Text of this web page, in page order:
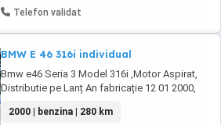
Telefon validat
BMW E 46 316i individual
Bmw e46 Seria 3 Model 316i ,Motor Aspirat,
Distributie pe Lanț An fabricație 12 01 2000,
Heliomatic , Aer condiționat Climatronic ,
2000 | benzina | 280 km